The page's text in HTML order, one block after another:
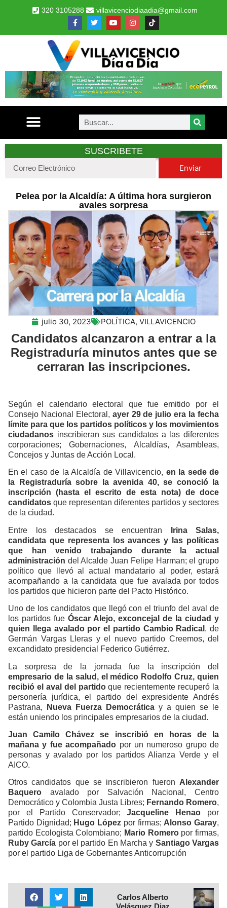
320 3105288 villavicenciodiaadia@gmail.com
SUSCRIBETE
Enviar
Pelea por la Alcaldía: A última hora surgieron
avales sorpresa
julio 30, 2023 POLÍTICA, VILLAVICENCIO
Candidatos alcanzaron a entrar a la
Registraduría minutos antes que se
cerraran las inscripciones.
Según el calendario electoral que fue emitido por el
Consejo Nacional Electoral, ayer 29 de julio era la fecha
límite para que los partidos políticos y los movimientos
ciudadanos inscribieran sus candidatos a las diferentes
corporaciones; Gobernaciones, Alcaldías, Asambleas,
Concejos y Juntas de Acción Local.
En el caso de la Alcaldía de Villavicencio, en la sede de
la Registraduría sobre la avenida 40, se conoció la
inscripción (hasta el escrito de esta nota) de doce
candidatos que representan diferentes partidos y sectores
de la ciudad.
Entre los destacados se encuentran
Irina Salas,
candidata que representa los avances y las políticas
que han venido trabajando durante la actual
administración del Alcalde Juan Felipe Harman; el grupo
político que llevó al actual mandatario al poder, estará
acompañando a la candidata que fue avalada por todos
los partidos que hicieron parte del Pacto Histórico.
Uno de los candidatos que llegó con el triunfo del aval de
los partidos fue Óscar Alejo, exconcejal de la ciudad y
quien llega avalado por el partido Cambio Radical , de
Germán Vargas Lleras y el nuevo partido Creemos, del
excandidato presidencial Federico Gutiérrez.
La sorpresa de la jornada fue la inscripción del
empresario de la salud, el médico Rodolfo Cruz, quien
recibió el aval del partidoque recientemente recuperó la
personería jurídica, el partido del expresidente Andrés
Pastrana, Nueva Fuerza Democrática y a quien se le
están uniendo los principales empresarios de la ciudad.
Juan Camilo Chávez se inscribió en horas de la
mañana y fue acompañado por un numeroso grupo de
personas y avalado por los partidos Alianza Verde y el
AICO.
Otros candidatos que se inscribieron fueron Alexander
Baquero avalado por Salvación Nacional, Centro
Democrático y Colombia Justa Libres; Fernando Romero,
por el Partido Conservador;Jacqueline Henao por
Partido Dignidad; Hugo López por firmas;Alonso Garay,
partido Ecologista Colombiano; Mario Romeropor firmas,
Ruby García por el partido En Marcha y Santiago Vargas
por el partido Liga de Gobernantes Anticorrupción
Carlos Alberto